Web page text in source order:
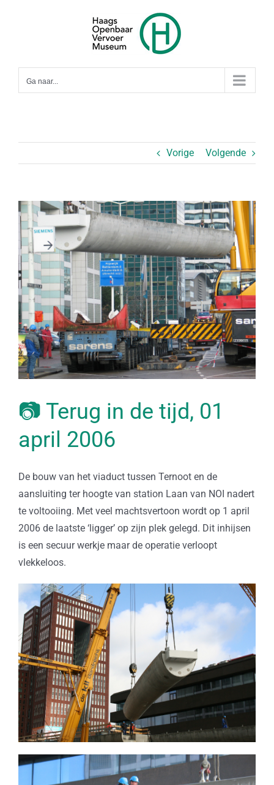
Ga naar...
Vorige Volgende
Bekijk
grotere
afbeelding
📷 Terug in de tijd, 01
april 2006
De bouw van het viaduct tussen Ternoot en de
aansluiting ter hoogte van station Laan van NOI nadert
te voltooiing. Met veel machtsvertoon wordt op 1 april
2006 de laatste ‘ligger’ op zijn plek gelegd. Dit inhijsen
is een secuur werkje maar de operatie verloopt
vlekkeloos.